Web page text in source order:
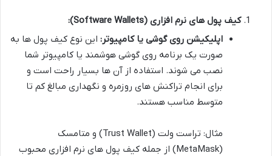
کیف پول های نرم افزاری (Software Wallets):
اپلیکیشن روی گوشی یا کامپیوتر: این نوع کیف پول ها به
صورت یک برنامه روی گوشی هوشمند یا کامپیوتر شما
نصب می شوند. استفاده از آن ها بسیار راحت است و
برای انجام تراکنش های روزمره و نگهداری مبالغ کم تا
متوسط مناسب هستند.
مثال: تراست ولت (Trust Wallet) و متامسک
(MetaMask) از جمله کیف پول های نرم افزاری محبوب